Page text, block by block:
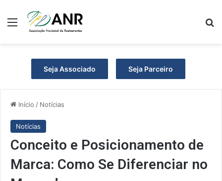
Menu
Seja Associado Seja Parceiro
Início / Notícias
Notícias
Conceito e Posicionamento de
Marca: Como Se Diferenciar no